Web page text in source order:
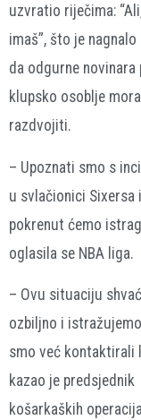
uzvratio riječima:
imaš”, što je nagnalo
da odgurne novinara
klupsko osoblje
razdvojiti.
– Upoznati smo s
u svlačionici Sixersa i
pokrenut ćemo
oglasila se NBA liga.
– Ovu situaciju
ozbiljno i
smo već kontaktirali
kazao je predsjednik
košarkaških